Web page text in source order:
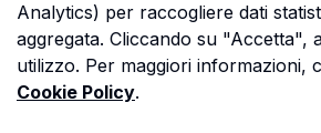
Analytics) per raccogliere dati
aggregata. Cliccando su "Accetta",
utilizzo. Per maggiori informazioni,
Cookie Policy.